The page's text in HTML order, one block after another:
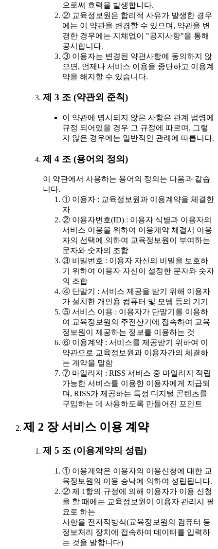
으로써 효력을 발생합니다.
② 교육정보원은 합리적 사유가 발생한 경우
에는 이 약관을 변경할 수 있으며, 약관을 변
경한 경우에는 지체없이 "공지사항"을 통해
공시합니다.
③ 이용자는 변경된 약관사항에 동의하지 않
으면, 언제나 서비스 이용을 중단하고 이용계
약을 해지할 수 있습니다.
제 3 조 (약관외 준칙)
이 약관에 명시되지 않은 사항은 관계 법령에
규정 되어있을 경우 그 규정에 따르며, 그렇
지 않은 경우에는 일반적인 관례에 따릅니다.
제 4 조 (용어의 정의)
이 약관에서 사용하는 용어의 정의는 다음과 같습
니다.
① 이용자 : 교육정보원과 이용계약을 체결한
자
② 이용자번호(ID) : 이용자 식별과 이용자의
서비스 이용을 위하여 이용계약 체결시 이용
자의 선택에 의하여 교육정보원이 부여하는
문자와 숫자의 조합
③ 비밀번호 : 이용자 자신의 비밀을 보호하
기 위하여 이용자 자신이 설정한 문자와 숫자
의 조합
④ 단말기 : 서비스 제공을 받기 위해 이용자
가 설치한 개인용 컴퓨터 및 모뎀 등의 기기
⑤ 서비스 이용 : 이용자가 단말기를 이용하
여 교육정보원의 주전산기에 접속하여 교육
정보원이 제공하는 정보를 이용하는 것
⑥ 이용계약 : 서비스를 제공받기 위하여 이
약관으로 교육정보원과 이용자간의 체결하
는 계약을 말함
⑦ 마일리지 : RISS 서비스 중 마일리지 적립
가능한 서비스를 이용한 이용자에게 지급되
며, RISS가 제공하는 특정 디지털 콘텐츠를
구입하는 데 사용하도록 만들어진 포인트
제 2 장 서비스 이용 계약
제 5 조 (이용계약의 성립)
① 이용계약은 이용자의 이용신청에 대한 교
육정보원의 이용 승낙에 의하여 성립됩니다.
② 제 1항의 규정에 의해 이용자가 이용 신청
을 할 때에는 교육정보원이 이용자 관리시 필
요로 하는
사항을 전자적방식(교육정보원의 컴퓨터 등
정보처리 장치에 접속하여 데이터를 입력하
는 것을 말합니다)